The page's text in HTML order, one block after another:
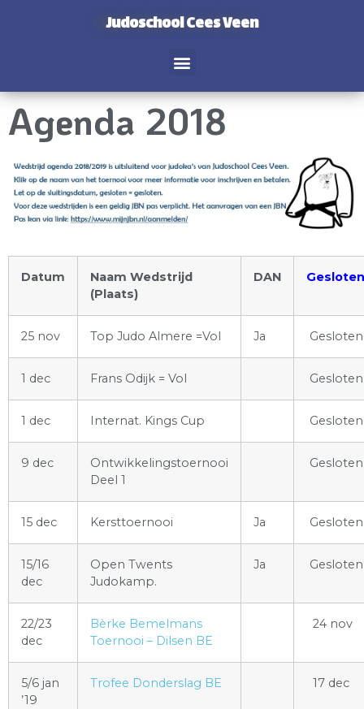
Judoschool Cees Veen
Agenda 2018
Datum
Naam Wedstrijd
(Plaats)
DAN Gesloten
25 nov Top Judo Almere =Vol Ja Gesloten
1 dec Frans Odijk = Vol Gesloten
1 dec Internat. Kings Cup Gesloten
9 dec
Ontwikkelingstoernooi
Deel 1
Gesloten
15 dec Kersttoernooi Ja Gesloten
15/16
dec
Open Twents
Judokamp.
Ja Gesloten
22/23
dec
Bèrke Bemelmans
Toernooi – Dilsen BE
24 nov
5/6 jan
’19
Trofee Donderslag BE 17 dec